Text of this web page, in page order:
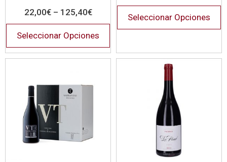
22,00€– 125,40€
Seleccionar Opciones
Seleccionar Opciones